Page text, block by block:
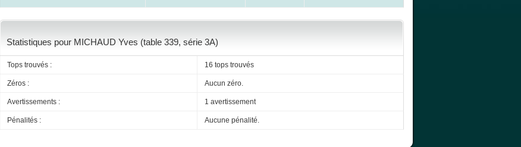
Statistiques pour MICHAUD Yves (table 339, série 3A)
Tops trouvés : 16 tops trouvés
Zéros : Aucun zéro.
Avertissements : 1 avertissement
Pénalités : Aucune pénalité.